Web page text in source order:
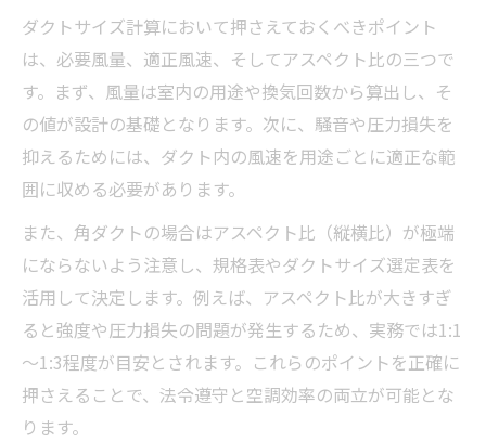
ダクトサイズ計算において押さえておくべきポイント
は、必要風量、適正風速、そしてアスペクト比の三つで
す。まず、風量は室内の用途や換気回数から算出し、そ
の値が設計の基礎となります。次に、騒音や圧力損失を
抑えるためには、ダクト内の風速を用途ごとに適正な範
囲に収める必要があります。
また、角ダクトの場合はアスペクト比（縦横比）が極端
にならないよう注意し、規格表やダクトサイズ選定表を
活用して決定します。例えば、アスペクト比が大きすぎ
ると強度や圧力損失の問題が発生するため、実務では1:1
～1:3程度が目安とされます。これらのポイントを正確に
押さえることで、法令遵守と空調効率の両立が可能とな
ります。